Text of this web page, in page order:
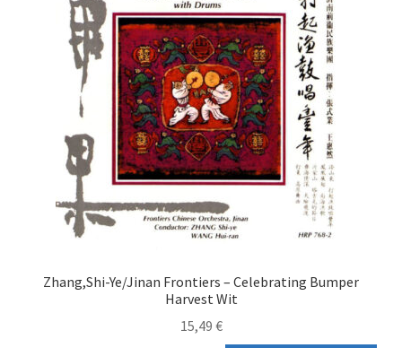
Zhang,Shi-Ye/Jinan Frontiers – Celebrating Bumper
Harvest Wit
15,49 €